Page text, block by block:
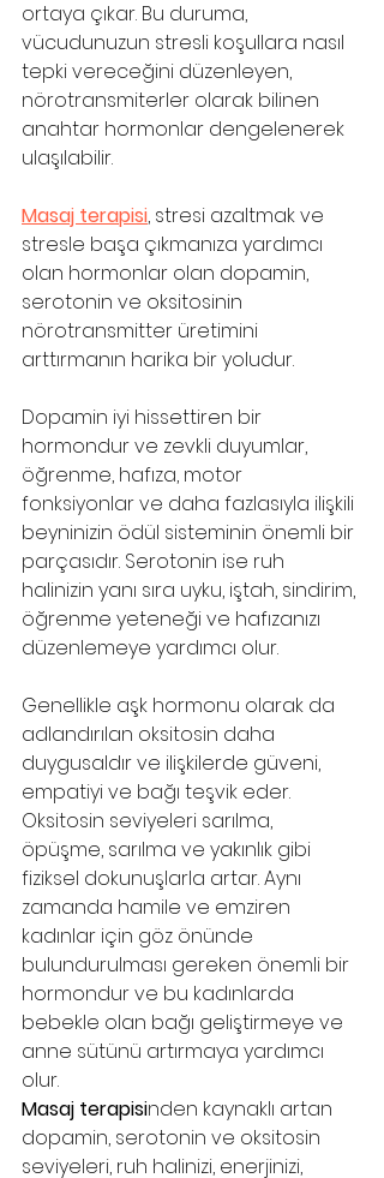
ortaya çıkar. Bu duruma,
vücudunuzun stresli koşullara nasıl
tepki vereceğini düzenleyen,
nörotransmiterler olarak bilinen
anahtar hormonlar dengelenerek
ulaşılabilir.
Masaj terapisi, stresi azaltmak ve
stresle başa çıkmanıza yardımcı
olan hormonlar olan dopamin,
serotonin ve oksitosinin
nörotransmitter üretimini
arttırmanın harika bir yoludur.
Dopamin iyi hissettiren bir
hormondur ve zevkli duyumlar,
öğrenme, hafıza, motor
fonksiyonlar ve daha fazlasıyla ilişkili
beyninizin ödül sisteminin önemli bir
parçasıdır. Serotonin ise ruh
halinizin yanı sıra uyku, iştah, sindirim,
öğrenme yeteneği ve hafızanızı
düzenlemeye yardımcı olur.
Genellikle aşk hormonu olarak da
adlandırılan oksitosin daha
duygusaldır ve ilişkilerde güveni,
empatiyi ve bağı teşvik eder.
Oksitosin seviyeleri sarılma,
öpüşme, sarılma ve yakınlık gibi
fiziksel dokunuşlarla artar. Aynı
zamanda hamile ve emziren
kadınlar için göz önünde
bulundurulması gereken önemli bir
hormondur ve bu kadınlarda
bebekle olan bağı geliştirmeye ve
anne sütünü artırmaya yardımcı
olur.
Masaj terapisinden kaynaklı artan
dopamin, serotonin ve oksitosin
seviyeleri, ruh halinizi, enerjinizi,